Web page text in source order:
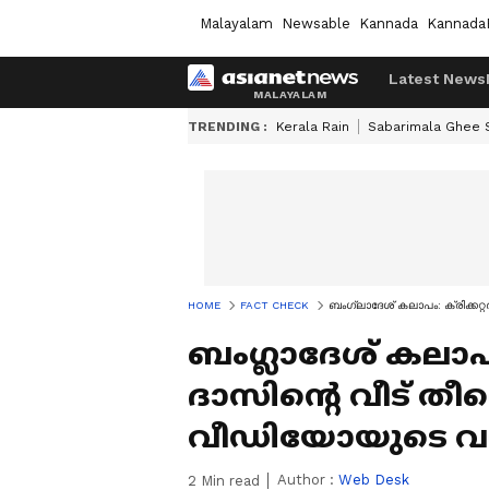
Malayalam Newsable Kannada
Latest News
TRENDING : Kerala Rain Sabarimala Ghee
HOME FACT CHECK ബംഗ്ലാദേശ് കലാപം:
ബംഗ്ലാദേശ്
ദാസിന്‍റെ വീട്
വീഡിയോയുടെ
2 Min read Author : Web Desk